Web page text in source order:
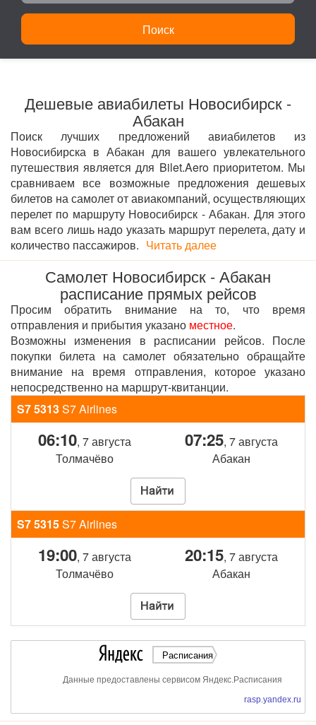
Поиск
Дешевые авиабилеты Новосибирск -
Абакан
Поиск лучших предложений авиабилетов из
Новосибирска в Абакан для вашего увлекательного
путешествия является для Bilet.Aero приоритетом. Мы
сравниваем все возможные предложения дешевых
билетов на самолет от авиакомпаний, осуществляющих
перелет по маршруту Новосибирск - Абакан. Для этого
вам всего лишь надо указать маршрут перелета, дату и
количество пассажиров. Читать далее
Самолет Новосибирск - Абакан
расписание прямых рейсов
Просим обратить внимание на то, что время
отправления и прибытия указано местное.
Возможны изменения в расписании рейсов. После
покупки билета на самолет обязательно обращайте
внимание на время отправления, которое указано
непосредственно на маршрут-квитанции.
S7 5313S7 Airlines
06:10, 7 августа
Толмачёво
07:25, 7 августа
Абакан
S7 5315S7 Airlines
19:00, 7 августа
Толмачёво
20:15, 7 августа
Абакан
Расписания
Данные предоставлены сервисом Яндекс.Расписания
rasp.yandex.ru